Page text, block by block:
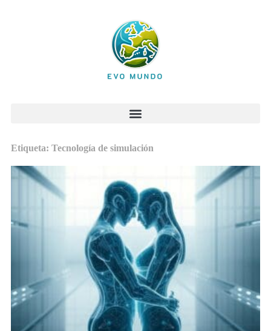
Etiqueta: Tecnología de simulación